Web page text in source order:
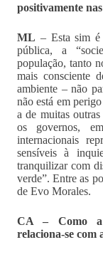
positivamente
ML – Esta sim
pública, a
população, tanto
mais consciente
ambiente – não
não está em
a de muitas
os governos,
internacionais
sensíveis à
tranquilizar com
verde”. Entre as
de Evo Morales.
CA – Como a
relaciona-se com